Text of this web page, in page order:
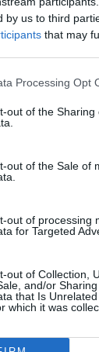
by us to third
that may
Processing Opt
out of the Sharing
out of the Sale of
out of processing
for Targeted
out of Collection,
and/or
that Is
which it was
nepavyko
diena
nusimato
laiko
kokiais orais
atsitrauks